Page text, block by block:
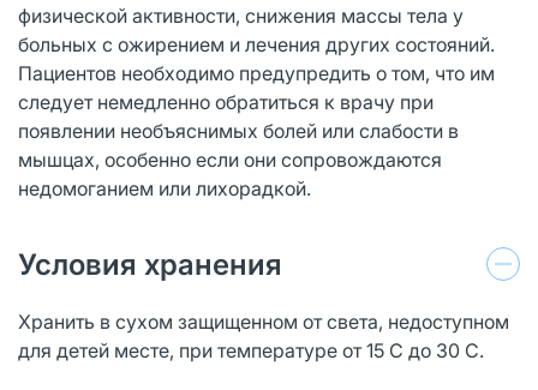
физической активности, снижения массы тела у
больных с ожирением и лечения других состояний.
Пациентов необходимо предупредить о том, что им
следует немедленно обратиться к врачу при
появлении необъяснимых болей или слабости в
мышцах, особенно если они сопровождаются
недомоганием или лихорадкой.
Условия хранения
Хранить в сухом защищенном от света, недоступном
для детей месте, при температуре от 15 С до 30 С.